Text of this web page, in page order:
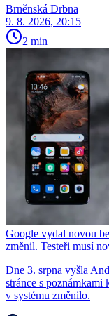
Brněnská Drbna
9. 8. 2026, 20:15
2 min
Google vydal novou
změnil. Testeři musí
Dne 3. srpna vyšla
stránce s
v systému změnilo.